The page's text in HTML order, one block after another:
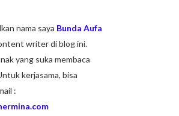
nama saya Bunda Aufa
writer di blog ini.
yang suka membaca
kerjasama, bisa
: